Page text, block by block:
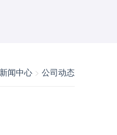
新闻中心 > 公司动态